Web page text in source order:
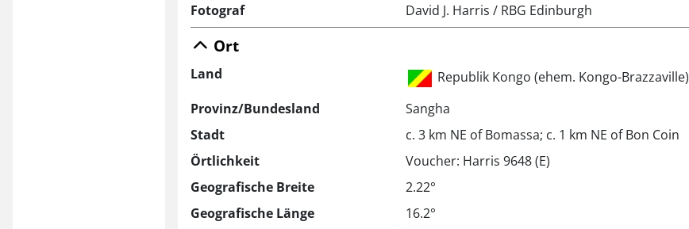
Fotograf
David J. Harris / RBG Edinburgh
Ort
Land
Republik Kongo (ehem. Kongo-Brazzaville)
Provinz/Bundesland
Sangha
Stadt
c. 3 km NE of Bomassa; c. 1 km NE of Bon Coin
Örtlichkeit
Voucher: Harris 9648 (E)
Geografische Breite
2.22°
Geografische Länge
16.2°